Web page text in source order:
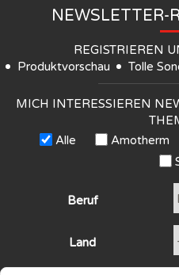
NEWSLETTER-
REGISTRIEREN
Produktvorschau
Tolle
MICH INTERESSIEREN
Alle
Amotherm
Beruf
Land